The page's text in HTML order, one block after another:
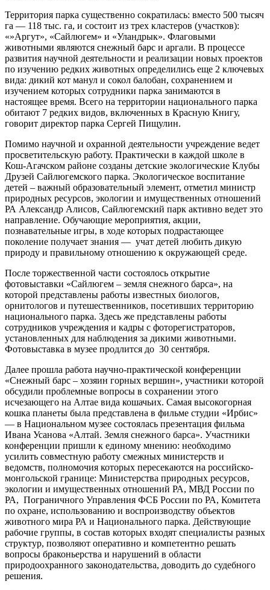
Территория парка существенно сократилась: вместо 500 тысяч
га — 118 тыс. га, и состоит из трех кластеров (участков):
«»Аргут», «Сайлюгем» и «Уландрык». Флаговыми
животными являются снежный барс и аргали. В процессе
развития научной деятельности и реализации новых проектов
по изучению редких животных определились еще 2 ключевых
вида: дикий кот манул и сокол балобан, сохранением и
изучением которых сотрудники парка занимаются в
настоящее время. Всего на территории национального парка
обитают 7 редких видов, включенных в Красную Книгу,
говорит директор парка Сергей Пищулин.
Помимо научной и охранной деятельности учреждение ведет
просветительскую работу. Практически в каждой школе в
Кош-Агачском районе созданы детские экологические Клубы
Друзей Сайлюгемского парка. Экологическое воспитание
детей – важный образовательный элемент, отметил министр
природных ресурсов, экологии и имущественных отношений
РА Александр Алисов, Сайлюгемский парк активно ведет это
направление. Обучающие мероприятия, акции,
познавательные игры, в ходе которых подрастающее
поколение получает знания — учат детей любить дикую
природу и правильному отношению к окружающей среде.
После торжественной части состоялось открытие
фотовыставки «Сайлюгем – земля снежного барса», на
которой представлены работы известных биологов,
орнитологов и путешественников, посетивших территорию
национального парка. Здесь же представлены работы
сотрудников учреждения и кадры с фоторегистраторов,
установленных для наблюдения за дикими животными.
Фотовыставка в музее продлится до 30 сентября.
Далее прошла работа научно-практической конференции
«Снежный барс – хозяин горных вершин», участники которой
обсудили проблемные вопросы в сохранении этого
исчезающего на Алтае вида кошачьих. Самая высокогорная
кошка планеты была представлена в фильме студии «Ирбис»
— в Национальном музее состоялась презентация фильма
Ивана Усанова «Алтай. Земля снежного барса». Участники
конференции пришли к единому мнению: необходимо
усилить совместную работу смежных министерств и
ведомств, полномочия которых пересекаются на российско-
монгольской границе: Министерства природных ресурсов,
экологии и имущественных отношений РА, МВД России по
РА, Пограничного Управления ФСБ России по РА, Комитета
по охране, использованию и воспроизводству объектов
животного мира РА и Национального парка. Действующие
рабочие группы, в состав которых входят специалисты разных
структур, позволяют оперативно и компетентно решать
вопросы браконьерства и нарушений в области
природоохранного законодательства, доводить до судебного
решения.